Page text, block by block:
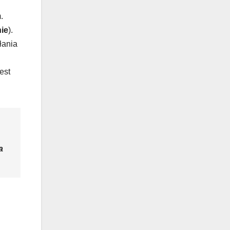
).